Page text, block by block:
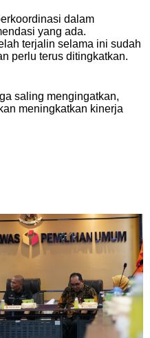
dalam
yang ada.
terjalin selama ini sudah
perlu terus ditingkatkan.
saling mengingatkan,
meningkatkan kinerja